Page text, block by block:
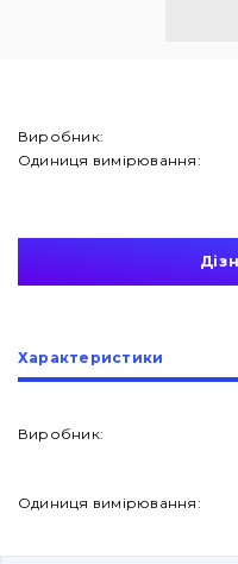
Про нас
Контакти
Вакансії
Виробник:
Одиниця вимірювання:
Характеристики
Виробник:
Одиниця вимірювання: